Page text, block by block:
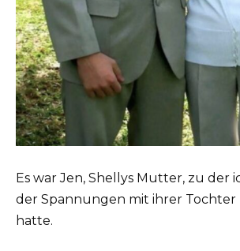
Es war Jen, Shellys Mutter, zu der
der Spannungen mit ihrer
hatte.